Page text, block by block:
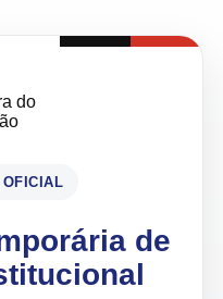
OFICIAL
de